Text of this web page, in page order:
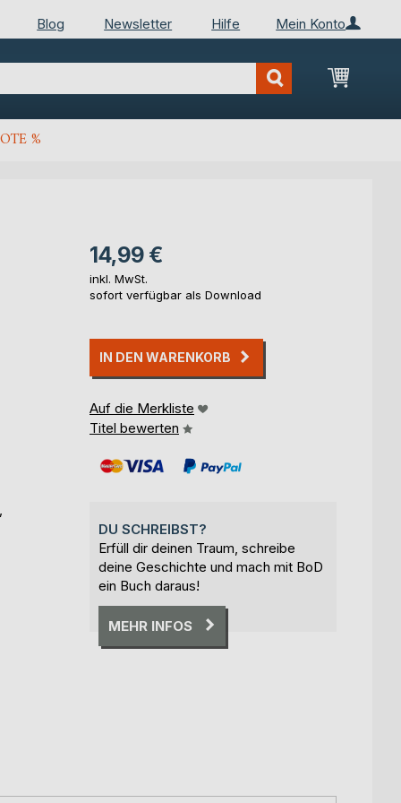
Mein Konto
Blog Newsletter Hilfe
Mein
%
14,99 €
inkl. MwSt.
sofort verfügbar als Download
IN DEN WARENKORB
Auf die Merkliste
Titel bewerten
DU SCHREIBST?
Erfüll dir deinen Traum, schreibe
deine Geschichte und mach mit BoD
ein Buch daraus!
MEHR INFOS